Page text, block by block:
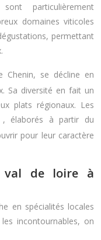
particulièrement
domaines viticoles
permettant
Chenin, se décline en
Sa diversité en fait un
plats régionaux. Les
, élaborés à partir du
pour leur caractère
val de loire à
en spécialités locales
incontournables, on